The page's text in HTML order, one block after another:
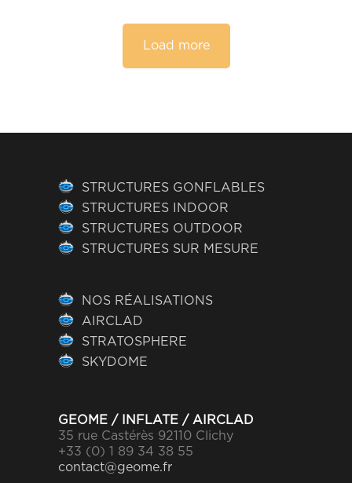
Load more
STRUCTURES GONFLABLES
STRUCTURES INDOOR
STRUCTURES OUTDOOR
STRUCTURES SUR MESURE
NOS RÉALISATIONS
AIRCLAD
STRATOSPHERE
SKYDOME
GEOME / INFLATE / AIRCLAD
35 rue Castérès 92110 Clichy
+33 (0) 1 89 34 38 55
contact@geome.fr